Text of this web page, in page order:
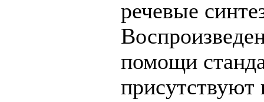
речевые
помощи